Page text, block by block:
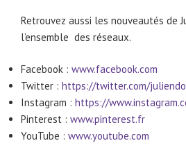
Retrouvez aussi les nouveautés de
l’ensemble des réseaux.
Facebook : www.facebook.com
Twitter : https://twitter.com/
Instagram : https://
Pinterest : www.pinterest.fr
YouTube : www.youtube.com